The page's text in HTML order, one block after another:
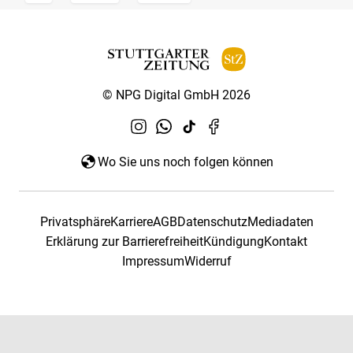
© NPG Digital GmbH 2026
Wo Sie uns noch folgen können
PrivatsphäreKarriereAGBDatenschutzMediadaten
Erklärung zur BarrierefreiheitKündigungKontakt
ImpressumWiderruf